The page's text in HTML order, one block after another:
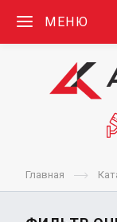
МЕНЮ
Главная